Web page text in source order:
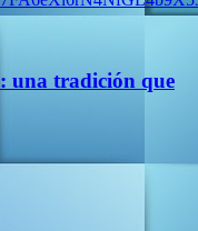
una tradición que